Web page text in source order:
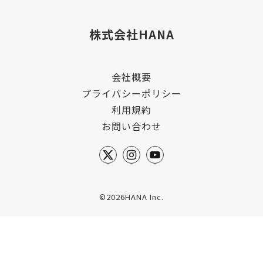
株式会社HANA
会社概要
プライバシーポリシー
利用規約
お問い合わせ
©2026HANA Inc.